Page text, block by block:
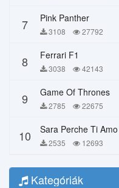
7 Pink Panther
3108 27792
8 Ferrari F1
3038 42143
9 Game Of Thrones
2785 22675
10 2535 12693
Kategóriák